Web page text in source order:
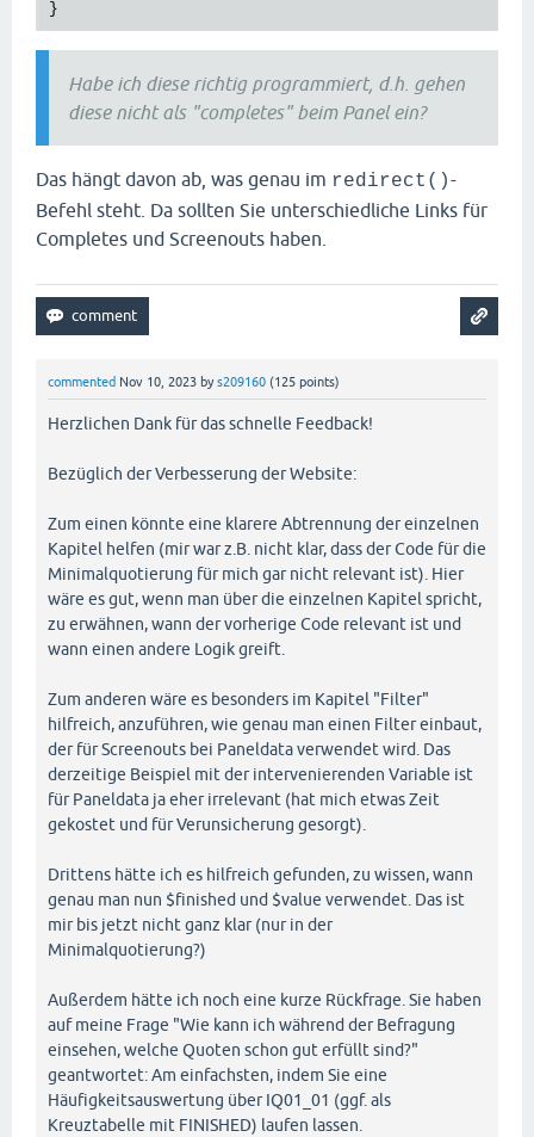
Habe ich diese richtig programmiert, d.h. gehen
diese nicht als "completes" beim Panel ein?
Das hängt davon ab, was genau im redirect()-
Befehl steht. Da sollten Sie unterschiedliche Links für
Completes und Screenouts haben.
commented Nov 10, 2023 bys209160 (125 points)
Herzlichen Dank für das schnelle Feedback!
Bezüglich der Verbesserung der Website:
Zum einen könnte eine klarere Abtrennung der einzelnen
Kapitel helfen (mir war z.B. nicht klar, dass der Code für die
Minimalquotierung für mich gar nicht relevant ist). Hier
wäre es gut, wenn man über die einzelnen Kapitel spricht,
zu erwähnen, wann der vorherige Code relevant ist und
wann einen andere Logik greift.
Zum anderen wäre es besonders im Kapitel "Filter"
hilfreich, anzuführen, wie genau man einen Filter einbaut,
der für Screenouts bei Paneldata verwendet wird. Das
derzeitige Beispiel mit der intervenierenden Variable ist
für Paneldata ja eher irrelevant (hat mich etwas Zeit
gekostet und für Verunsicherung gesorgt).
Drittens hätte ich es hilfreich gefunden, zu wissen, wann
genau man nun $finished und $value verwendet. Das ist
mir bis jetzt nicht ganz klar (nur in der
Minimalquotierung?)
Außerdem hätte ich noch eine kurze Rückfrage. Sie haben
auf meine Frage "Wie kann ich während der Befragung
einsehen, welche Quoten schon gut erfüllt sind?"
geantwortet: Am einfachsten, indem Sie eine
Häufigkeitsauswertung über IQ01_01 (ggf. als
Kreuztabelle mit FINISHED) laufen lassen.